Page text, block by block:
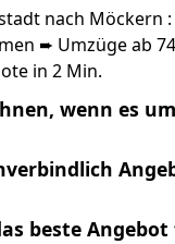
nach Möckern :
➨ Umzüge ab
in 2 Min.
wenn es
beste